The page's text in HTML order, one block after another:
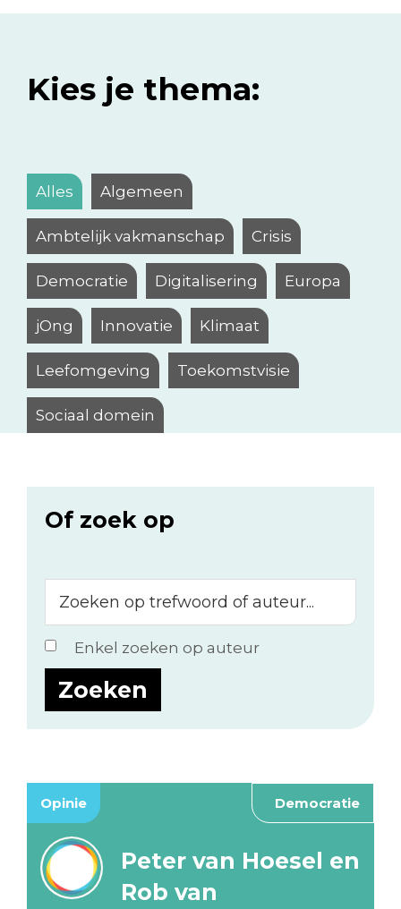
Kies je thema:
Alles Algemeen
Ambtelijk vakmanschap Crisis
Democratie Digitalisering Europa
jOng Innovatie Klimaat
Leefomgeving Toekomstvisie
Sociaal domein
Of zoek op
op
trefwoord
of
auteur...
Enkel zoeken op auteur
Opinie Democratie
Peter van Hoesel en
Rob van